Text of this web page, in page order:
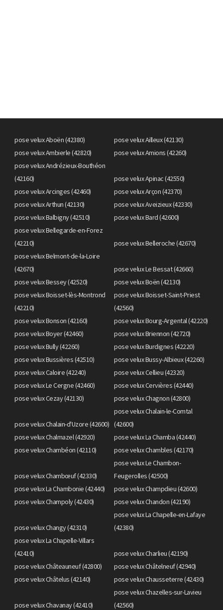
pose velux Aboën (42380)
pose velux Ailleux (42130)
pose velux Ambierle (42820)
pose velux Amions (42260)
pose velux Andrézieux-Bouthéon
(42160)
pose velux Apinac (42550)
pose velux Arcinges (42460)
pose velux Arçon (42370)
pose velux Arthun (42130)
pose velux Aveizieux (42330)
pose velux Balbigny (42510)
pose velux Bard (42600)
pose velux Bellegarde-en-Forez
(42210)
pose velux Belleroche (42670)
pose velux Belmont-de-la-Loire
(42670)
pose velux Le Bessat (42660)
pose velux Bessey (42520)
pose velux Boën (42130)
pose velux Boisset-lès-Montrond
(42210)
pose velux Boisset-Saint-Priest
(42560)
pose velux Bonson (42160)
pose velux Bourg-Argental (42220)
pose velux Boyer (42460)
pose velux Briennon (42720)
pose velux Bully (42260)
pose velux Burdignes (42220)
pose velux Bussières (42510)
pose velux Bussy-Albieux (42260)
pose velux Caloire (42240)
pose velux Cellieu (42320)
pose velux Le Cergne (42460)
pose velux Cervières (42440)
pose velux Cezay (42130)
pose velux Chagnon (42800)
pose velux Chalain-d'Uzore (42600)
pose velux Chalain-le-Comtal
(42600)
pose velux Chalmazel (42920)
pose velux La Chamba (42440)
pose velux Chambéon (42110)
pose velux Chambles (42170)
pose velux Chambœuf (42330)
pose velux Le Chambon-
Feugerolles (42500)
pose velux La Chambonie (42440)
pose velux Champdieu (42600)
pose velux Champoly (42430)
pose velux Chandon (42190)
pose velux Changy (42310)
pose velux La Chapelle-en-Lafaye
(42380)
pose velux La Chapelle-Villars
(42410)
pose velux Charlieu (42190)
pose velux Châteauneuf (42800)
pose velux Châtelneuf (42940)
pose velux Châtelus (42140)
pose velux Chausseterre (42430)
pose velux Chavanay (42410)
pose velux Chazelles-sur-Lavieu
(42560)